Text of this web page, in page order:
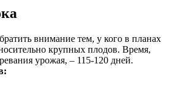
внимание тем, у кого в планах
крупных плодов. Время,
урожая, – 115-120 дней.